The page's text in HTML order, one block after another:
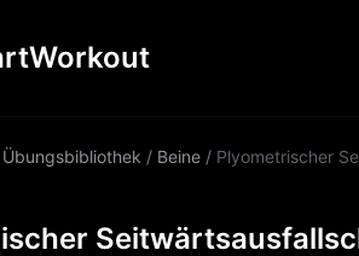
Übungsbibliothek / Beine / Plyometrischer